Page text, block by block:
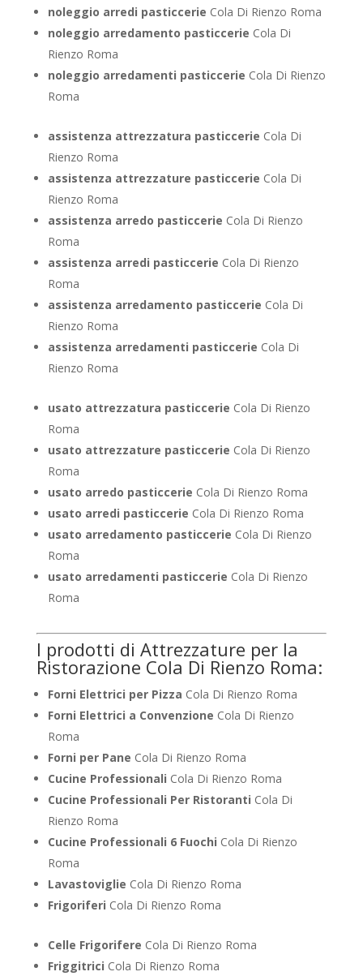
noleggio arredi pasticcerie Cola Di Rienzo Roma
noleggio arredamento pasticcerie Cola Di
Rienzo Roma
noleggio arredamenti pasticcerie Cola Di Rienzo
Roma
assistenza attrezzatura pasticcerie Cola Di
Rienzo Roma
assistenza attrezzature pasticcerie Cola Di
Rienzo Roma
assistenza arredo pasticcerie Cola Di Rienzo
Roma
assistenza arredi pasticcerie Cola Di Rienzo
Roma
assistenza arredamento pasticcerie Cola Di
Rienzo Roma
assistenza arredamenti pasticcerie Cola Di
Rienzo Roma
usato attrezzatura pasticcerie Cola Di Rienzo
Roma
usato attrezzature pasticcerie Cola Di Rienzo
Roma
usato arredo pasticcerie Cola Di Rienzo Roma
usato arredi pasticcerie Cola Di Rienzo Roma
usato arredamento pasticcerie Cola Di Rienzo
Roma
usato arredamenti pasticcerie Cola Di Rienzo
Roma
I prodotti di Attrezzature per la
Ristorazione Cola Di Rienzo Roma:
Forni Elettrici per Pizza Cola Di Rienzo Roma
Forni Elettrici a Convenzione Cola Di Rienzo
Roma
Forni per Pane Cola Di Rienzo Roma
Cucine Professionali Cola Di Rienzo Roma
Cucine Professionali Per Ristoranti Cola Di
Rienzo Roma
Cucine Professionali 6 Fuochi Cola Di Rienzo
Roma
Lavastoviglie Cola Di Rienzo Roma
Frigoriferi Cola Di Rienzo Roma
Celle Frigorifere Cola Di Rienzo Roma
Friggitrici Cola Di Rienzo Roma